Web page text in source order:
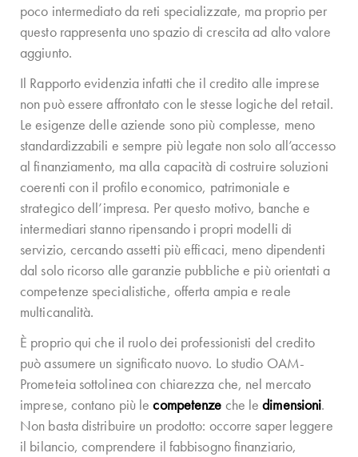
poco intermediato da reti specializzate, ma proprio per
questo rappresenta uno spazio di crescita ad alto valore
aggiunto.
Il Rapporto evidenzia infatti che il credito alle imprese
non può essere affrontato con le stesse logiche del retail.
Le esigenze delle aziende sono più complesse, meno
standardizzabili e sempre più legate non solo all’accesso
al finanziamento, ma alla capacità di costruire soluzioni
coerenti con il profilo economico, patrimoniale e
strategico dell’impresa. Per questo motivo, banche e
intermediari stanno ripensando i propri modelli di
servizio, cercando assetti più efficaci, meno dipendenti
dal solo ricorso alle garanzie pubbliche e più orientati a
competenze specialistiche, offerta ampia e reale
multicanalità.
È proprio qui che il ruolo dei professionisti del credito
può assumere un significato nuovo. Lo studio OAM-
Prometeia sottolinea con chiarezza che, nel mercato
imprese, contano più lecompetenze che ledimensioni.
Non basta distribuire un prodotto: occorre saper leggere
il bilancio, comprendere il fabbisogno finanziario,